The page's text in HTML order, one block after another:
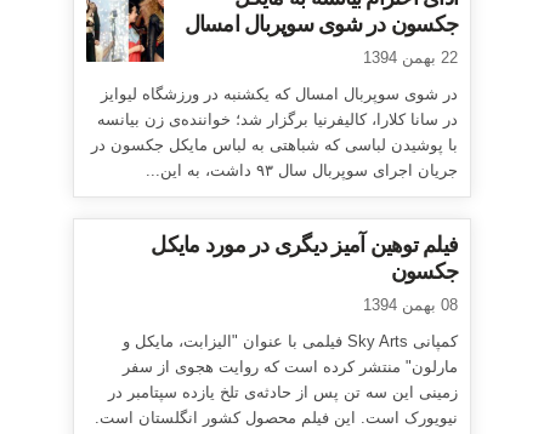
جکسون در شوی سوپربال امسال
22 بهمن 1394
در شوی سوپربال امسال که یکشنبه در ورزشگاه لیوایز
در سانا کلارا، کالیفرنیا برگزار شد؛ خواننده‌ی زن بیانسه
با پوشیدن لباسی که شباهتی به لباس مایکل جکسون در
جریان اجرای سوپربال سال ۹۳ داشت، به این...
فیلم توهین آمیز دیگری در مورد مایکل
جکسون
08 بهمن 1394
کمپانی Sky Arts فیلمی با عنوان "الیزابت، مایکل و
مارلون" منتشر کرده است که روایت هجوی از سفر
زمینی این سه تن پس از حادثه‌ی تلخ یازده سپتامبر در
نیویورک است. این فیلم محصول کشور انگلستان است.